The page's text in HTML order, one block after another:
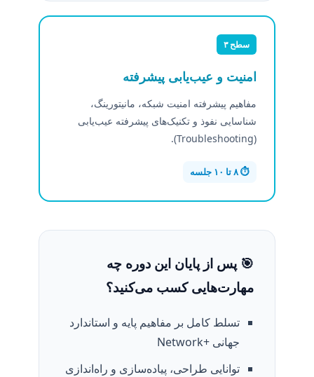
سطح ۳
امنیت و عیب‌یابی پیشرفته
مفاهیم پیشرفته امنیت شبکه، مانیتورینگ،
شناسایی نفوذ و تکنیک‌های پیشرفته عیب‌یابی
(Troubleshooting).
⏱️ ۸ تا ۱۰ جلسه
🎯 پس از پایان این دوره چه
مهارت‌هایی کسب می‌کنید؟
تسلط کامل بر مفاهیم پایه و استاندارد
جهانی +Network
توانایی طراحی، پیاده‌سازی و راه‌اندازی